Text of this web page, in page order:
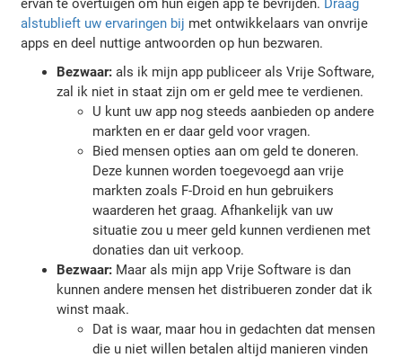
ervan te overtuigen om hun eigen app te bevrijden. Draag
alstublieft uw ervaringen bij met ontwikkelaars van onvrije
apps en deel nuttige antwoorden op hun bezwaren.
Bezwaar: als ik mijn app publiceer als Vrije Software,
zal ik niet in staat zijn om er geld mee te verdienen.
U kunt uw app nog steeds aanbieden op andere
markten en er daar geld voor vragen.
Bied mensen opties aan om geld te doneren.
Deze kunnen worden toegevoegd aan vrije
markten zoals F-Droid en hun gebruikers
waarderen het graag. Afhankelijk van uw
situatie zou u meer geld kunnen verdienen met
donaties dan uit verkoop.
Bezwaar: Maar als mijn app Vrije Software is dan
kunnen andere mensen het distribueren zonder dat ik
winst maak.
Dat is waar, maar hou in gedachten dat mensen
die u niet willen betalen altijd manieren vinden